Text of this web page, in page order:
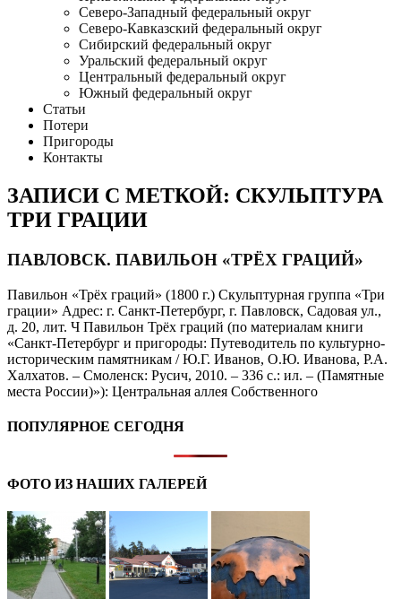
Северо-Западный федеральный округ
Северо-Кавказский федеральный округ
Сибирский федеральный округ
Уральский федеральный округ
Центральный федеральный округ
Южный федеральный округ
Статьи
Потери
Пригороды
Контакты
ЗАПИСИ С МЕТКОЙ: СКУЛЬПТУРА
ТРИ ГРАЦИИ
ПАВЛОВСК. ПАВИЛЬОН «ТРЁХ ГРАЦИЙ»
Павильон «Трёх граций» (1800 г.) Скульптурная группа «Три
грации» Адрес: г. Санкт-Петербург, г. Павловск, Садовая ул.,
д. 20, лит. Ч Павильон Трёх граций (по материалам книги
«Санкт-Петербург и пригороды: Путеводитель по культурно-
историческим памятникам / Ю.Г. Иванов, О.Ю. Иванова, Р.А.
Халхатов. – Смоленск: Русич, 2010. – 336 с.: ил. – (Памятные
места России)»): Центральная аллея Собственного
ПОПУЛЯРНОЕ СЕГОДНЯ
ФОТО ИЗ НАШИХ ГАЛЕРЕЙ